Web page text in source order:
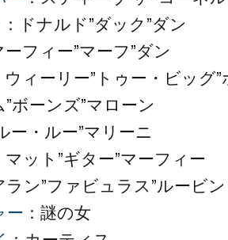
：ドナルド”ダック”ダン
ーフィー”マーフ”ダン
ウィーリー”トゥー・ビッグ”
”ボーンズ”マローン
ー・ルー”マリーニ
マット”ギター”マーフィー
ラン”ファビュラス”ルービン
ー ：謎の女